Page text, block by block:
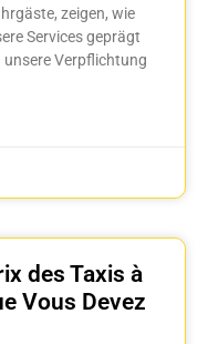
zeigen, wie
Services geprägt
unsere Verpflichtung
des Taxis à
Vous Devez